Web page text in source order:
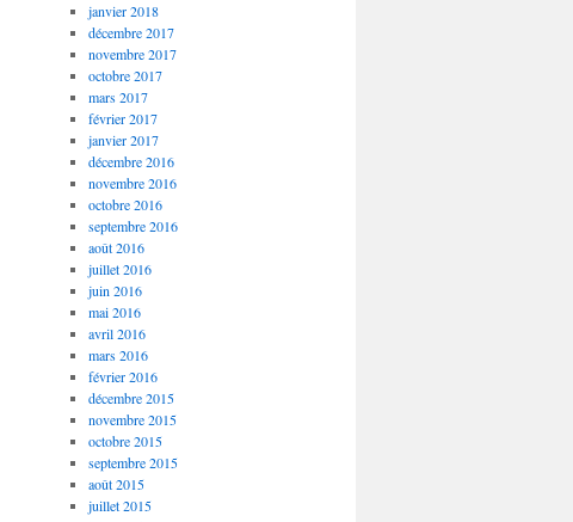
janvier 2018
décembre 2017
novembre 2017
octobre 2017
mars 2017
février 2017
janvier 2017
décembre 2016
novembre 2016
octobre 2016
septembre 2016
août 2016
juillet 2016
juin 2016
mai 2016
avril 2016
mars 2016
février 2016
décembre 2015
novembre 2015
octobre 2015
septembre 2015
août 2015
juillet 2015